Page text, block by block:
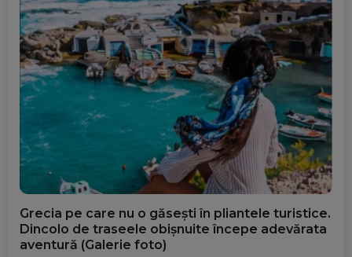
Grecia pe care nu o găsești în pliantele turistice.
Dincolo de traseele obișnuite începe adevărata
aventură (Galerie foto)